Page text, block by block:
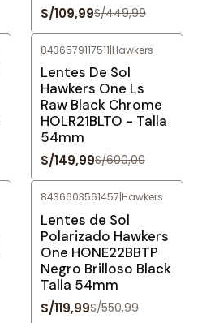
S/109,99S/449,99
8436579117511|Hawkers
Lentes De Sol
Hawkers One Ls
Raw Black Chrome
HOLR21BLTO - Talla
54mm
S/149,99S/600,00
8436603561457|Hawkers
Lentes de Sol
Polarizado Hawkers
One HONE22BBTP
Negro Brilloso Black
Talla 54mm
S/119,99S/550,99